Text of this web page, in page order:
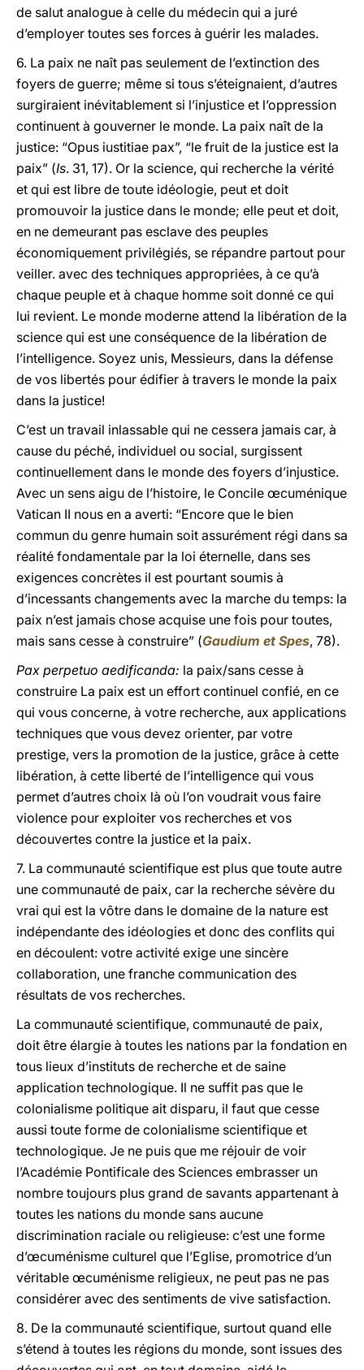
de salut analogue à celle du médecin qui a juré
d’employer toutes ses forces à guérir les malades.
6. La paix ne naît pas seulement de l’extinction des
foyers de guerre; même si tous s’éteignaient, d’autres
surgiraient inévitablement si l’injustice et l’oppression
continuent à gouverner le monde. La paix naît de la
justice: “Opus iustitiae pax”, “le fruit de la justice est la
paix” (Is. 31, 17). Or la science, qui recherche la vérité
et qui est libre de toute idéologie, peut et doit
promouvoir la justice dans le monde; elle peut et doit,
en ne demeurant pas esclave des peuples
économiquement privilégiés, se répandre partout pour
veiller. avec des techniques appropriées, à ce qu’à
chaque peuple et à chaque homme soit donné ce qui
lui revient. Le monde moderne attend la libération de la
science qui est une conséquence de la libération de
l’intelligence. Soyez unis, Messieurs, dans la défense
de vos libertés pour édifier à travers le monde la paix
dans la justice!
C’est un travail inlassable qui ne cessera jamais car, à
cause du péché, individuel ou social, surgissent
continuellement dans le monde des foyers d’injustice.
Avec un sens aigu de l’histoire, le Concile œcuménique
Vatican II nous en a averti: “Encore que le bien
commun du genre humain soit assurément régi dans sa
réalité fondamentale par la loi éternelle, dans ses
exigences concrètes il est pourtant soumis à
d’incessants changements avec la marche du temps: la
paix n’est jamais chose acquise une fois pour toutes,
mais sans cesse à construire” (Gaudium et Spes, 78).
Pax perpetuo aedificanda: la paix/sans cesse à
construire La paix est un effort continuel confié, en ce
qui vous concerne, à votre recherche, aux applications
techniques que vous devez orienter, par votre
prestige, vers la promotion de la justice, grâce à cette
libération, à cette liberté de l’intelligence qui vous
permet d’autres choix là où l’on voudrait vous faire
violence pour exploiter vos recherches et vos
découvertes contre la justice et la paix.
7. La communauté scientifique est plus que toute autre
une communauté de paix, car la recherche sévère du
vrai qui est la vôtre dans le domaine de la nature est
indépendante des idéologies et donc des conflits qui
en découlent: votre activité exige une sincère
collaboration, une franche communication des
résultats de vos recherches.
La communauté scientifique, communauté de paix,
doit être élargie à toutes les nations par la fondation en
tous lieux d’instituts de recherche et de saine
application technologique. Il ne suffit pas que le
colonialisme politique ait disparu, il faut que cesse
aussi toute forme de colonialisme scientifique et
technologique. Je ne puis que me réjouir de voir
l’Académie Pontificale des Sciences embrasser un
nombre toujours plus grand de savants appartenant à
toutes les nations du monde sans aucune
discrimination raciale ou religieuse: c’est une forme
d’œcuménisme culturel que l’Eglise, promotrice d’un
véritable œcuménisme religieux, ne peut pas ne pas
considérer avec des sentiments de vive satisfaction.
8. De la communauté scientifique, surtout quand elle
s’étend à toutes les régions du monde, sont issues des